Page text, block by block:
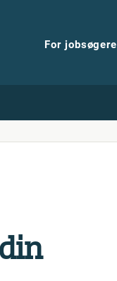
For jobsøgere